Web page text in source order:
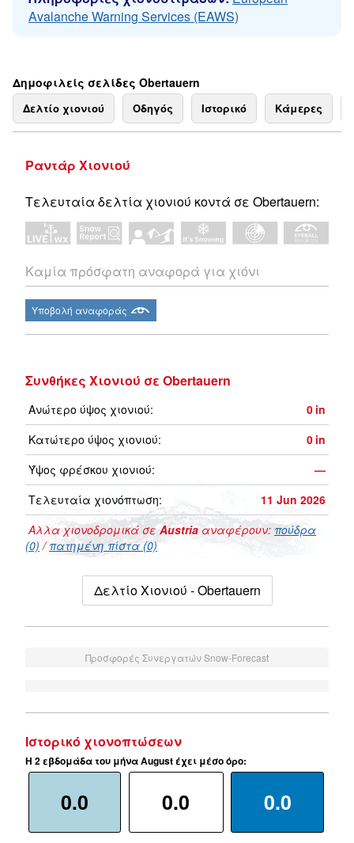
Avalanche Warning Services (EAWS)
Δημοφιλείς σελίδες Obertauern
Δελτίο χιονιού Οδηγός Ιστορικό Κάμερες
Ραντάρ Χιονιού
Τελευταία δελτία χιονιού κοντά σε Obertauern:
Καμία πρόσφατη αναφορά για χιόνι
Υποβολή αναφοράς
Συνθήκες Χιονιού σε Obertauern
Ανώτερο ύψος χιονιού: 0 in
Κατώτερο ύψος χιονιού:
0 in
Ύψος φρέσκου χιονιού:
—
Τελευταία χιονόπτωση:
11 Jun 2026
Αλλα χιονοδρομικά σεAustria αναφέρουν: πούδρα
(0) /πατημένη πίστα (0)
Δελτίο Χιονιού - Obertauern
Προσφορές Συνεργατών Snow-Forecast
Ιστορικό χιονοπτώσεων
Η 2 εβδομάδα του μήνα August έχει μέσο όρο:
0.0 0.0 0.0